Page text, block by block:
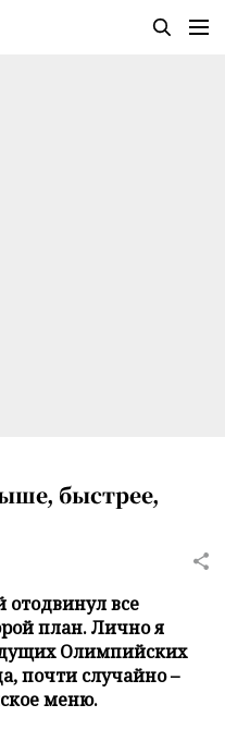
быстрее,
отодвинул все
план. Лично я
Олимпийских
почти случайно –
меню.